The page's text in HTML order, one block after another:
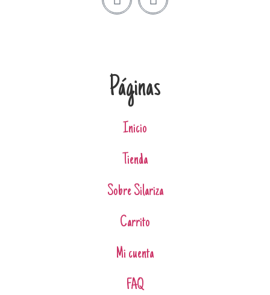
Páginas
Inicio
Tienda
Sobre Silariza
Carrito
Mi cuenta
FAQ